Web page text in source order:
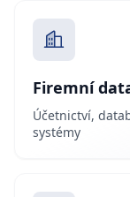
Firemní
Účetnictví,
systémy